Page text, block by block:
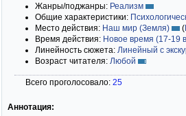
Жанры/поджанры: Реализм
Общие характеристики:
Место действия: Наш мир (Земля) (
Время действия: Новое время (17-19
Линейность сюжета: Линейный с
Возраст читателя: Любой
Всего проголосовало: 25
Аннотация: